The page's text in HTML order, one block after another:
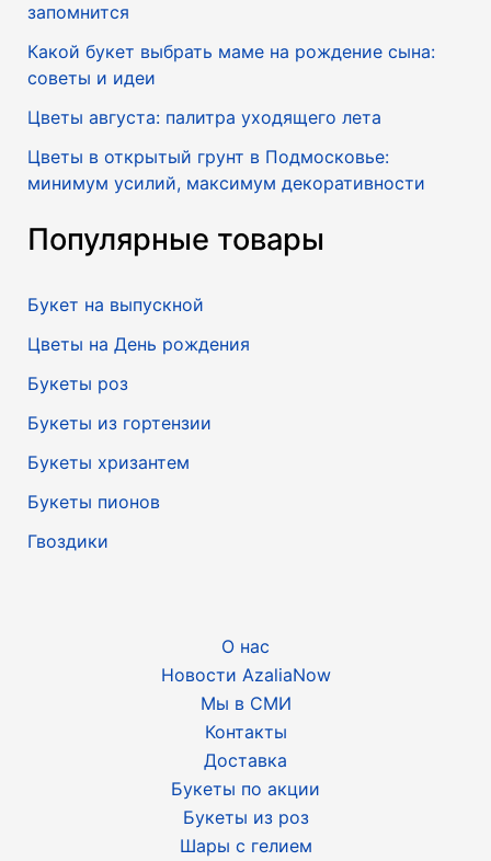
запомнится
Какой букет выбрать маме на рождение сына:
советы и идеи
Цветы августа: палитра уходящего лета
Цветы в открытый грунт в Подмосковье:
минимум усилий, максимум декоративности
Популярные товары
Букет на выпускной
Цветы на День рождения
Букеты роз
Букеты из гортензии
Букеты хризантем
Букеты пионов
Гвоздики
О нас
Новости AzaliaNow
Мы в СМИ
Контакты
Доставка
Букеты по акции
Букеты из роз
Шары с гелием